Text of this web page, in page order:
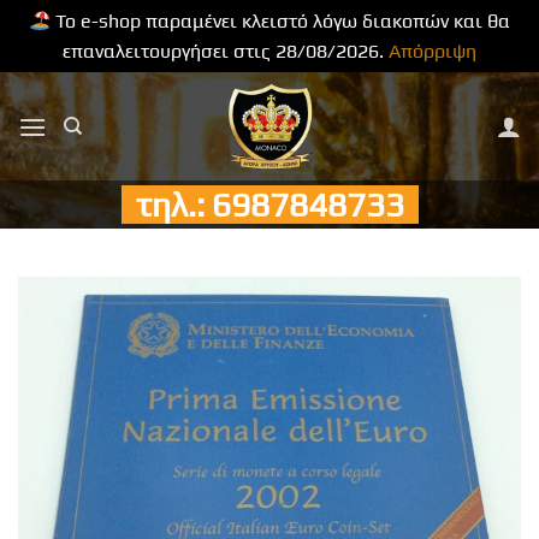
Το e-shop παραμένει κλειστό λόγω διακοπών και θα
επαναλειτουργήσει στις 28/08/2026. Απόρριψη
Μετάβαση
στο
περιεχόμενο
τηλ.: 6987848733